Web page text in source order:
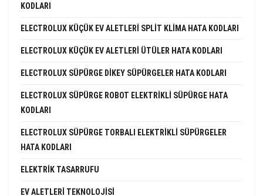
KODLARI
ELECTROLUX KÜÇÜK EV ALETLERI SPLIT KLIMA HATA KODLARI
ELECTROLUX KÜÇÜK EV ALETLERI ÜTÜLER HATA KODLARI
ELECTROLUX SÜPÜRGE DIKEY SÜPÜRGELER HATA KODLARI
ELECTROLUX SÜPÜRGE ROBOT ELEKTRIKLI SÜPÜRGE HATA
KODLARI
ELECTROLUX SÜPÜRGE TORBALI ELEKTRIKLI SÜPÜRGELER
HATA KODLARI
ELEKTRIK TASARRUFU
EV ALETLERI TEKNOLOJISI